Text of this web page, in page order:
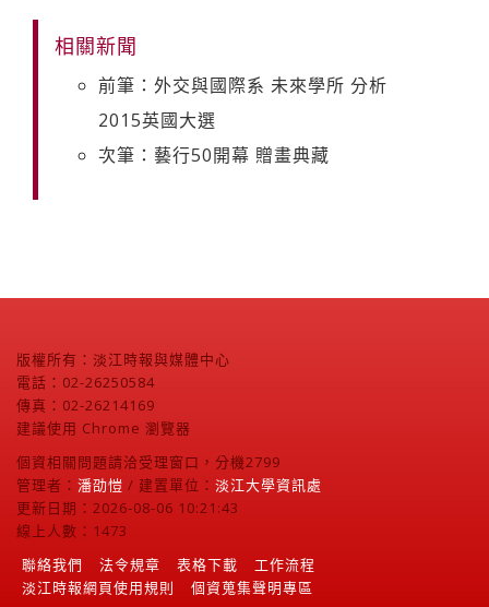
相關新聞
前筆：外交與國際系 未來學所 分析
2015英國大選
次筆：藝行50開幕 贈畫典藏
版權所有：淡江時報與媒體中心
電話：02-26250584
傳真：02-26214169
建議使用 Chrome 瀏覽器
個資相關問題請洽受理窗口，分機2799
管理者： 潘劭愷 / 建置單位： 淡江大學資訊處
更新日期：2026-08-06 10:21:43
線上人數：1473
聯絡我們
法令規章 表格下載
工作流程
淡江時報網頁使用規則
個資蒐集聲明專區